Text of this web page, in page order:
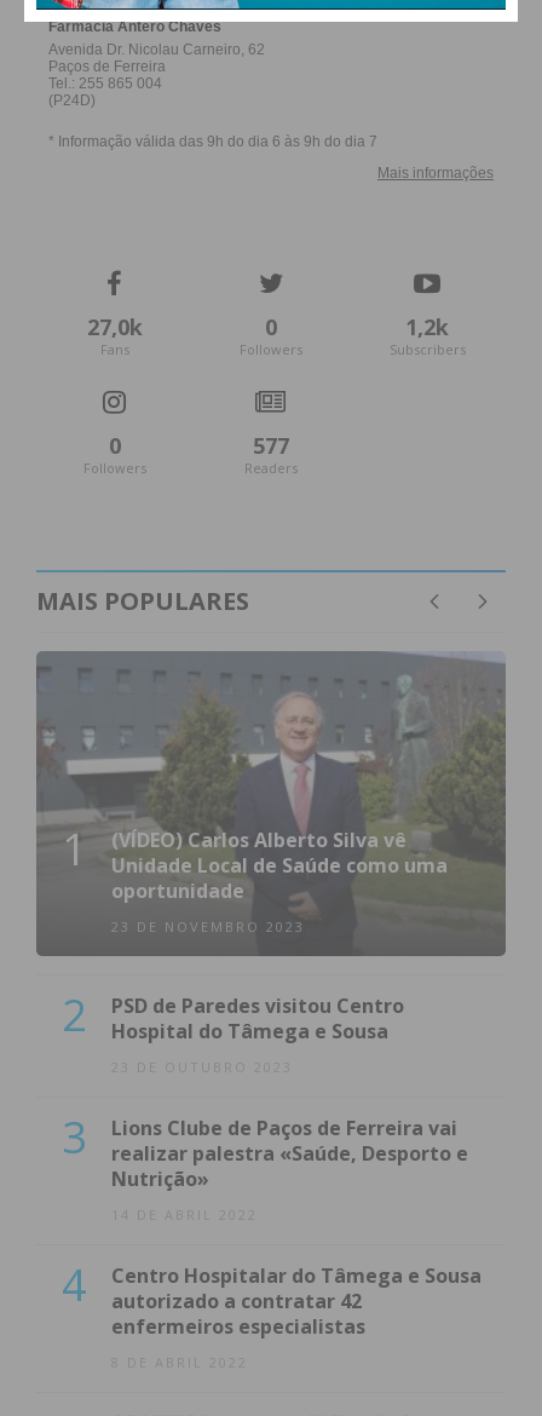
27,0k
Fans
0
Followers
1,2k
Subscribers
0
Followers
577
Readers
MAIS POPULARES
1
(VÍDEO) Carlos Alberto Silva vê
Unidade Local de Saúde como uma
oportunidade
23 DE NOVEMBRO 2023
2
PSD de Paredes visitou Centro
Hospital do Tâmega e Sousa
23 DE OUTUBRO 2023
3
Lions Clube de Paços de Ferreira vai
realizar palestra «Saúde, Desporto e
Nutrição»
14 DE ABRIL 2022
4
Centro Hospitalar do Tâmega e Sousa
autorizado a contratar 42
enfermeiros especialistas
8 DE ABRIL 2022